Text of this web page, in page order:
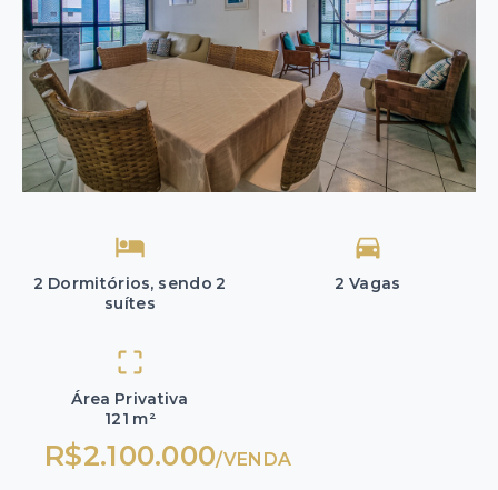
2 Dormitórios, sendo 2
suítes
2 Vagas
Área Privativa
121 m²
R$2.100.000/VENDA